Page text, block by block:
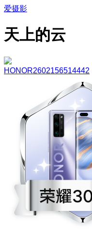
爱摄影
天上的云
HONOR2602156514442